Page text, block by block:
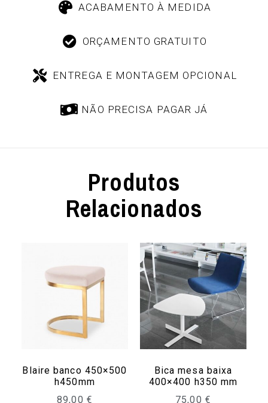
ACABAMENTO À MEDIDA
ORÇAMENTO GRATUITO
ENTREGA E MONTAGEM OPCIONAL
NÃO PRECISA PAGAR JÁ
Produtos
Relacionados
Blaire banco 450×500
h450mm
89,00 €
Bica mesa baixa
400×400 h350 mm
75,00 €